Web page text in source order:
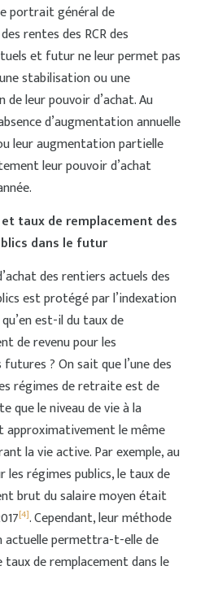
portrait général de
rentes des RCR des
et futur ne leur permet pas
stabilisation ou une
leur pouvoir d’achat. Au
d’augmentation annuelle
leur augmentation partielle
leur pouvoir d’achat
taux de remplacement des
dans le futur
des rentiers actuels des
est protégé par l’indexation
qu’en est-il du taux de
de revenu pour les
? On sait que l’une des
régimes de retraite est de
que le niveau de vie à la
le même
la vie active. Par exemple, au
les régimes publics, le taux de
brut du salaire moyen était
[4]. Cependant, leur méthode
actuelle permettra-t-elle de
taux de remplacement dans le